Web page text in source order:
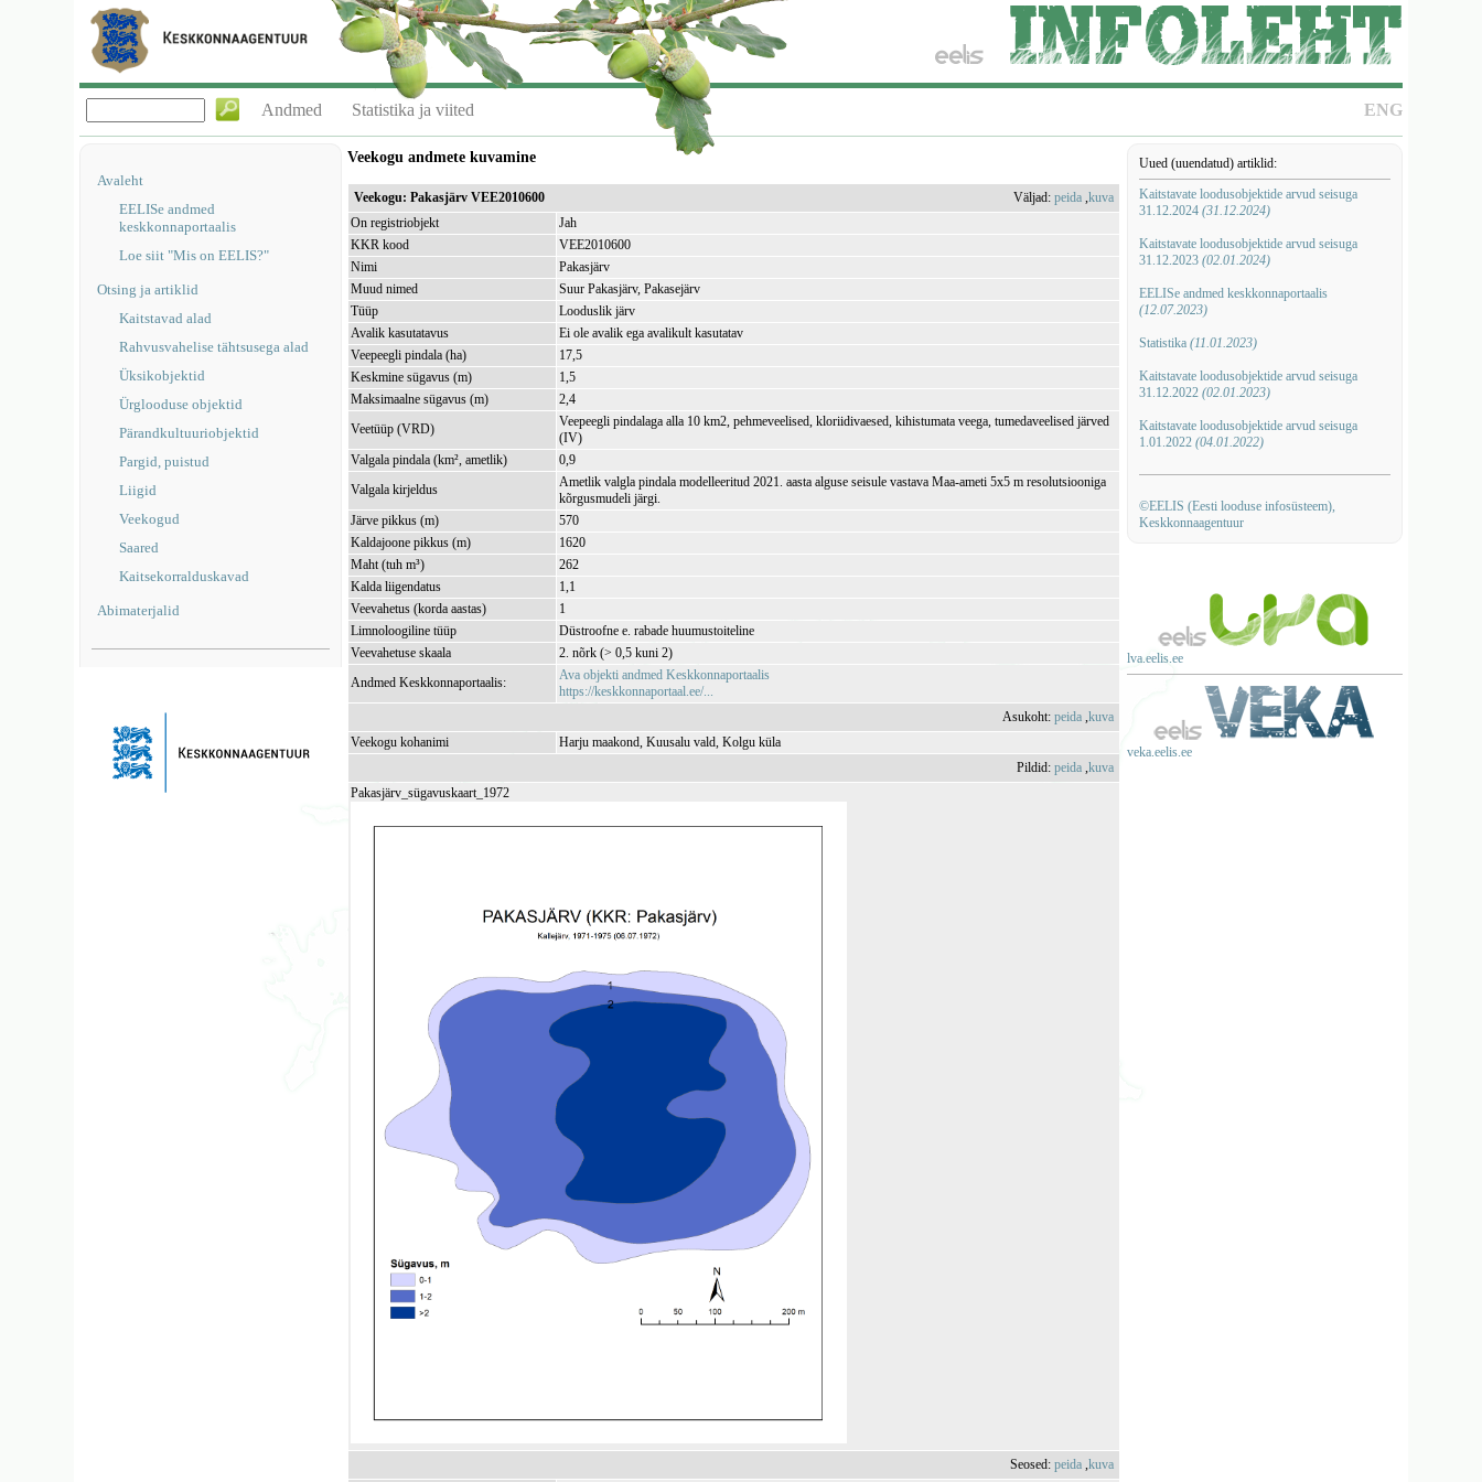
ENG
Andmed Statistika ja viited
Avaleht
EELISe andmed
keskkonnaportaalis
Loe siit "Mis on EELIS?"
Otsing ja artiklid
Kaitstavad alad
Rahvusvahelise tähtsusega alad
Üksikobjektid
Ürglooduse objektid
Pärandkultuuriobjektid
Pargid, puistud
Liigid
Veekogud
Saared
Kaitsekorralduskavad
Abimaterjalid
Uued (uuendatud) artiklid:
Kaitstavate loodusobjektide arvud seisuga
31.12.2024 (31.12.2024)
Kaitstavate loodusobjektide arvud seisuga
31.12.2023 (02.01.2024)
EELISe andmed keskkonnaportaalis
(12.07.2023)
Statistika (11.01.2023)
Kaitstavate loodusobjektide arvud seisuga
31.12.2022 (02.01.2023)
Kaitstavate loodusobjektide arvud seisuga
1.01.2022 (04.01.2022)
©EELIS (Eesti looduse infosüsteem),
Keskkonnaagentuur
lva.eelis.ee
veka.eelis.ee
Veekogu andmete kuvamine
Veekogu: Pakasjärv VEE2010600 Väljad:peida ,kuva
On registriobjekt
Jah
KKR kood
VEE2010600
Nimi
Pakasjärv
Muud nimed
Suur Pakasjärv, Pakasejärv
Tüüp
Looduslik järv
Avalik kasutatavus
Ei ole avalik ega avalikult kasutatav
Veepeegli pindala (ha)
17,5
Keskmine sügavus (m)
1,5
Maksimaalne sügavus (m)
2,4
Veetüüp (VRD)
Veepeegli pindalaga alla 10 km2, pehmeveelised, kloriidivaesed, kihistumata veega, tumedaveelised järved
(IV)
Valgala pindala (km², ametlik)
0,9
Valgala kirjeldus
Ametlik valgla pindala modelleeritud 2021. aasta alguse seisule vastava Maa-ameti 5x5 m resolutsiooniga
kõrgusmudeli järgi.
Järve pikkus (m)
570
Kaldajoone pikkus (m)
1620
Maht (tuh m³)
262
Kalda liigendatus
1,1
Veevahetus (korda aastas)
1
Limnoloogiline tüüp
Düstroofne e. rabade huumustoiteline
Veevahetuse skaala
2. nõrk (> 0,5 kuni 2)
Andmed Keskkonnaportaalis:
Ava objekti andmed Keskkonnaportaalis
https://keskkonnaportaal.ee/...
Asukoht:peida ,kuva
Veekogu kohanimi
Harju maakond, Kuusalu vald, Kolgu küla
Pildid:peida ,kuva
Pakasjärv_sügavuskaart_1972
Seosed:peida ,kuva